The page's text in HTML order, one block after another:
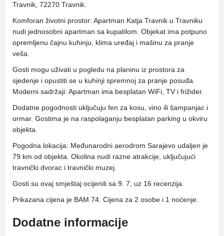
Travnik, 72270 Travnik.
Komforan životni prostor: Apartman Katja Travnik u Travniku
nudi jednosobni apartman sa kupatilom. Objekat ima potpuno
opremljenu čajnu kuhinju, klima uređaj i mašinu za pranje
veša.
Gosti mogu uživati ​​u pogledu na planinu iz prostora za
sjedenje i opustiti se u kuhinji spremnoj za pranje posuđa.
Moderni sadržaji: Apartman ima besplatan WiFi, TV i frižider.
Dodatne pogodnosti uključuju fen za kosu, vino ili šampanjac i
ormar. Gostima je na raspolaganju besplatan parking u okviru
objekta.
Pogodna lokacija: Međunarodni aerodrom Sarajevo udaljen je
79 km od objekta. Okolina nudi razne atrakcije, uključujući
travnički dvorac i travnički muzej.
Gosti su ovaj smještaj ocijenili sa 9. 7, uz 16 recenzija.
Prikazana cijena je BAM 74. Cijena za 2 osobe i 1 noćenje.
Dodatne informacije